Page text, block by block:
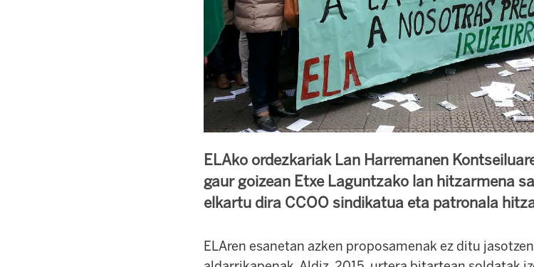
ELAko ordezkariak Lan Harremanen
gaur goizean Etxe Laguntzako lan hitzarmena
elkartu dira CCOO sindikatua eta patronala
ELAren esanetan azken proposamenak ez ditu